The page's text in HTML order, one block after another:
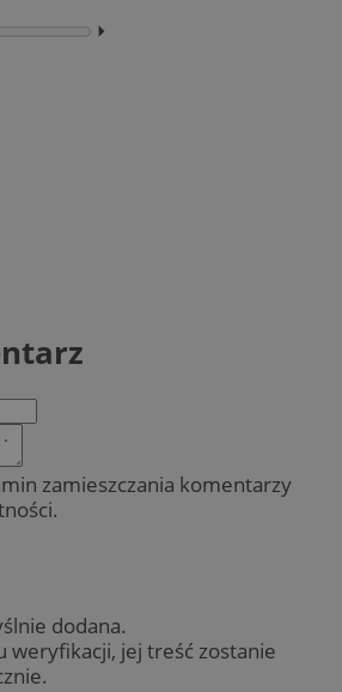
⏵︎
zamieszczania komentarzy
dodana.
weryfikacji, jej treść zostanie